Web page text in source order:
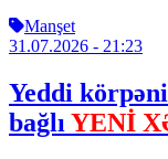
Manşet
31.07.2026 - 21:23
Yeddi
bağlıYENİ